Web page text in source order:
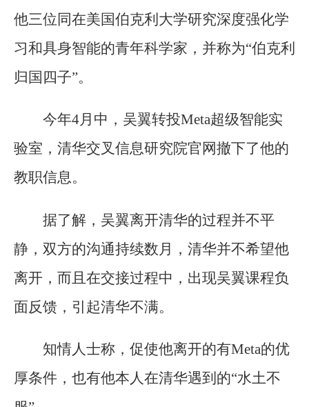
他三位同在美国伯克利大学研究深度强化学
习和具身智能的青年科学家，并称为“伯克利
归国四子”。
今年4月中，吴翼转投Meta超级智能实
验室，清华交叉信息研究院官网撤下了他的
教职信息。
据了解，吴翼离开清华的过程并不平
静，双方的沟通持续数月，清华并不希望他
离开，而且在交接过程中，出现吴翼课程负
面反馈，引起清华不满。
知情人士称，促使他离开的有Meta的优
厚条件，也有他本人在清华遇到的“水土不